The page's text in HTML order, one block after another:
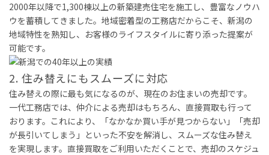
2000年以降で1,300棟以上の新築建売住宅を施工し、豊富なノウハ
ウを蓄積してきました。地域密着型の工務店だからこそ、新潟の
地域特性を熟知し、お客様のライフスタイルに寄り添った提案が
可能です。
2. 住み替えにもスムーズに対応
住み替えの際に最も気になるのが、現在のお住まいの売却です。
一代工務店では、仲介による売却はもちろん、直接買取も行って
おります。これにより、「なかなか買い手が見つからない」「売却
が長引いてしまう」といった不安を解消し、スムーズな住み替え
を実現します。直接買取をご利用いただくことで、売却のスケジュ